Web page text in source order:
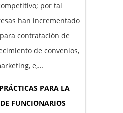
por tal
han incrementado
contratación de
de convenios,
e,…
PARA LA
FUNCIONARIOS